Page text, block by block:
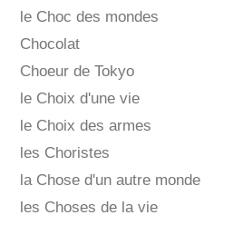
le Choc des mondes
Chocolat
Choeur de Tokyo
le Choix d'une vie
le Choix des armes
les Choristes
la Chose d'un autre monde
les Choses de la vie